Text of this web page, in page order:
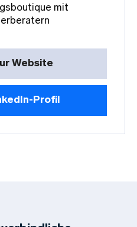
mit
Website
Profil